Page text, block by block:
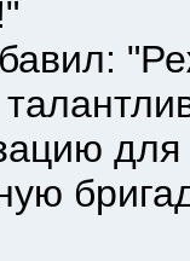
для